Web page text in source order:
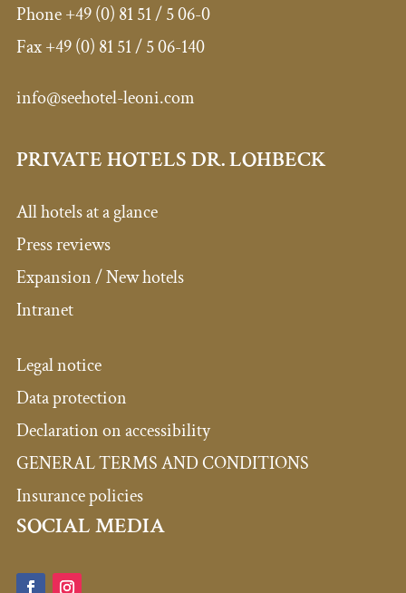
Phone+49 (0) 81 51 / 5 06-0
Fax+49 (0) 81 51 / 5 06-140
info@seehotel-leoni.com
PRIVATE HOTELS DR. LOHBECK
All hotels at a glance
Press reviews
Expansion / New hotels
Intranet
Legal notice
Data protection
Declaration on accessibility
GENERAL TERMS AND CONDITIONS
Insurance policies
SOCIAL MEDIA